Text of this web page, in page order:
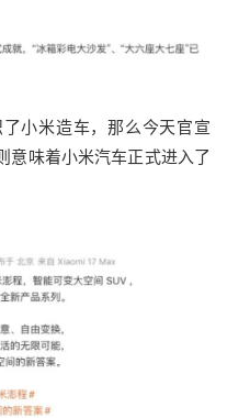
小米造车，那么今天官宣
意味着小米汽车正式进入了